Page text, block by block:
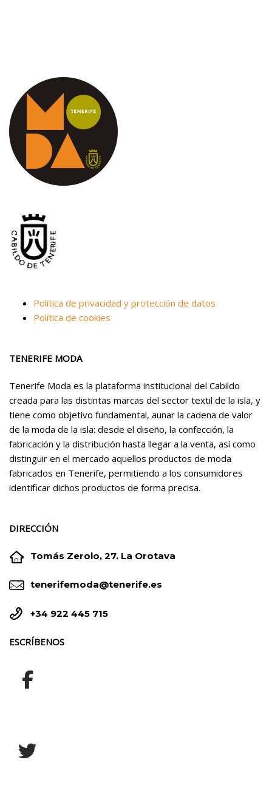
Política de privacidad y protección de datos
Política de cookies
TENERIFE MODA
Tenerife Moda es la plataforma institucional del Cabildo
creada para las distintas marcas del sector textil de la isla, y
tiene como objetivo fundamental, aunar la cadena de valor
de la moda de la isla: desde el diseño, la confección, la
fabricación y la distribución hasta llegar a la venta, así como
distinguir en el mercado aquellos productos de moda
fabricados en Tenerife, permitiendo a los consumidores
identificar dichos productos de forma precisa.
DIRECCIÓN

 Tomás Zerolo, 27. La Orotava

 tenerifemoda@tenerife.es

 +34 922 445 715
ESCRÍBENOS